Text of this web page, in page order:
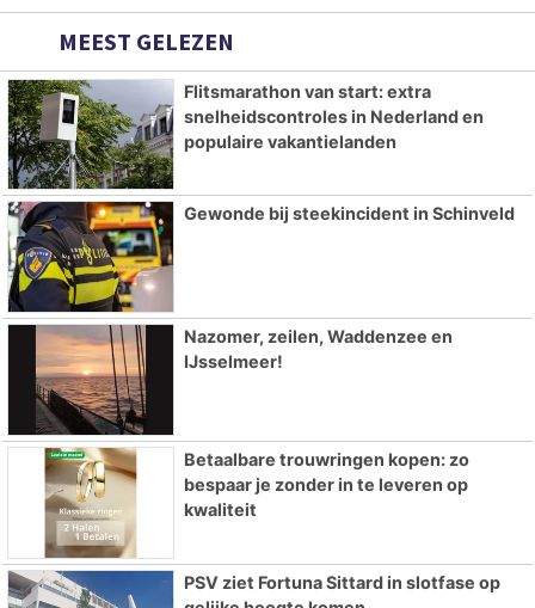
MEEST GELEZEN
Flitsmarathon van start: extra
snelheidscontroles in Nederland en
populaire vakantielanden
Gewonde bij steekincident in Schinveld
Nazomer, zeilen, Waddenzee en
IJsselmeer!
Betaalbare trouwringen kopen: zo
bespaar je zonder in te leveren op
kwaliteit
PSV ziet Fortuna Sittard in slotfase op